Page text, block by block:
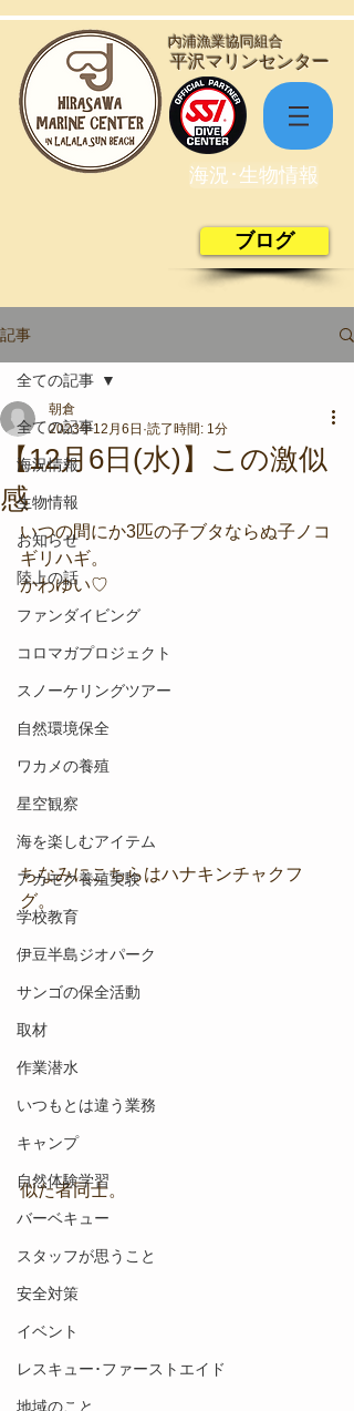
​平沢マリンセンター
​内浦漁業協同組合
海況･生物情報
ブログ
記事
全ての記事
海況情報
生物情報
お知らせ
陸上の話
ファンダイビング
コロマガプロジェクト
スノーケリングツアー
自然環境保全
ワカメの養殖
星空観察
海を楽しむアイテム
アカモク養殖実験
学校教育
伊豆半島ジオパーク
サンゴの保全活動
取材
作業潜水
いつもとは違う業務
キャンプ
自然体験学習
バーベキュー
スタッフが思うこと
安全対策
イベント
レスキュー･ファーストエイド
地域のこと
全ての記事
【12月6日(水)】この激似
感
朝倉
2023年12月6日 読了時間: 1分
いつの間にか3匹の子ブタならぬ子ノコ
ギリハギ。
かわゆい♡
ちなみにこちらはハナキンチャクフ
グ。
似た者同士。